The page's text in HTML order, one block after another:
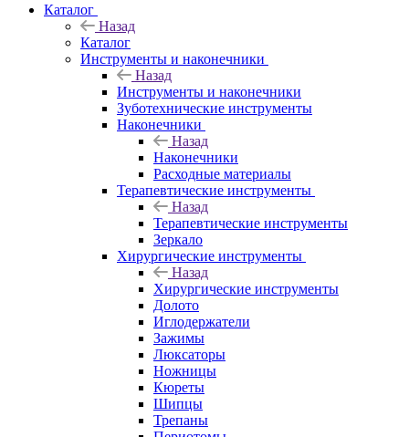
Каталог
Назад
Каталог
Инструменты и наконечники
Назад
Инструменты и наконечники
Зуботехнические инструменты
Наконечники
Назад
Наконечники
Расходные материалы
Терапевтические инструменты
Назад
Терапевтические инструменты
Зеркало
Хирургические инструменты
Назад
Хирургические инструменты
Долото
Иглодержатели
Зажимы
Люксаторы
Ножницы
Кюреты
Шипцы
Трепаны